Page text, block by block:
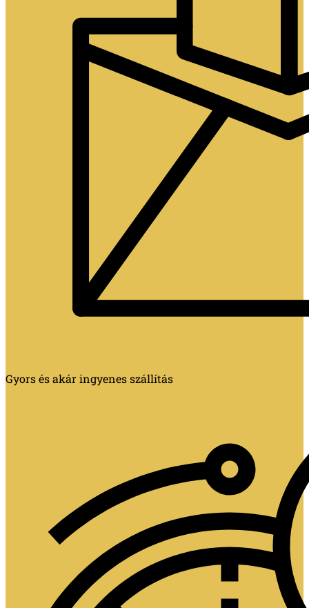
Gyors és akár ingyenes szállítás